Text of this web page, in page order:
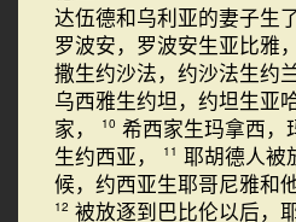
达伍德和乌利亚的妻子生
罗波安，罗波安生亚比雅
撒生约沙法，约沙法生约
乌西雅生约坦，约坦生亚
家，
10 希西家生玛拿西，
生约西亚，
11 耶胡德人被
候，约西亚生耶哥尼雅和
12 被放逐到巴比伦以后，